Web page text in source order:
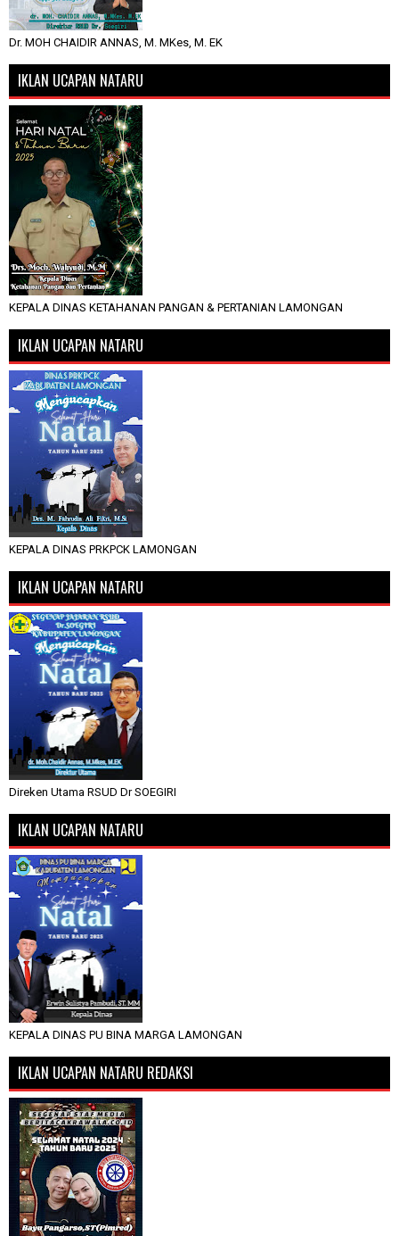
Dr. MOH CHAIDIR ANNAS, M. MKes, M. EK
IKLAN UCAPAN NATARU
KEPALA DINAS KETAHANAN PANGAN & PERTANIAN LAMONGAN
IKLAN UCAPAN NATARU
KEPALA DINAS PRKPCK LAMONGAN
IKLAN UCAPAN NATARU
Direken Utama RSUD Dr SOEGIRI
IKLAN UCAPAN NATARU
KEPALA DINAS PU BINA MARGA LAMONGAN
IKLAN UCAPAN NATARU REDAKSI